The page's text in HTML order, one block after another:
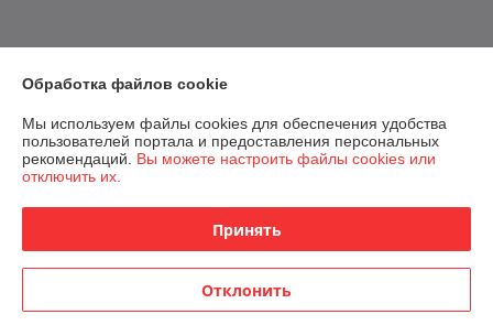
Обработка файлов cookie
Мы используем файлы cookies для обеспечения удобства
пользователей портала и предоставления персональных
рекомендаций. Вы можете настроить файлы cookies или
отключить их.
Принять
Отклонить